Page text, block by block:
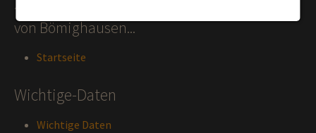
von Bömighausen...
Startseite
Wichtige-Daten
Wichtige Daten